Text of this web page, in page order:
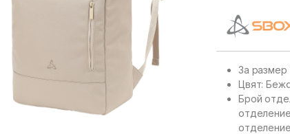
За размер
Цвят:
Брой